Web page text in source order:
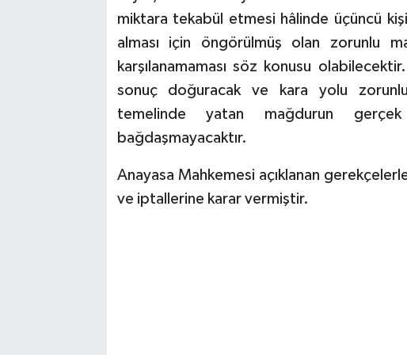
miktara tekabül etmesi hâlinde üçüncü
alması için öngörülmüş olan zorunlu
karşılanamaması söz konusu
sonuç doğuracak ve kara yolu
temelinde yatan mağdurun gerçek
bağdaşmayacaktır.
Anayasa Mahkemesi açıklanan
ve iptallerine karar vermiştir.